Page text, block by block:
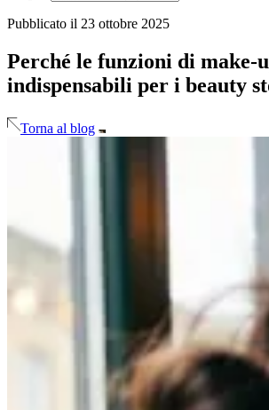
Pubblicato il 23 ottobre 2025
Perché le funzioni di make-
indispensabili per i beauty
Torna al blog